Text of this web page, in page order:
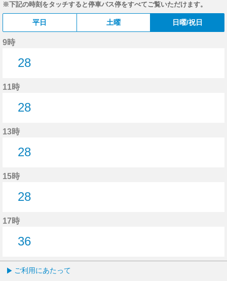
※下記の時刻をタッチすると停車バス停をすべてご覧いただけます。
平日 土曜 日曜/祝日
9時
28
11時
28
13時
28
15時
28
17時
36
ご利用にあたって